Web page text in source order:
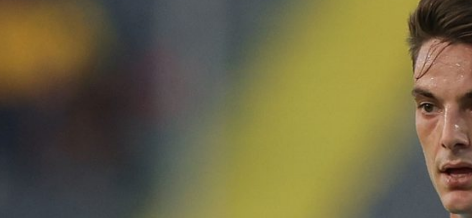
Ripescaggio in Serie B per il Bari: la
speranza è legata alla crisi della Juve
Futuro Bari, Leccese a De Laurentiis: